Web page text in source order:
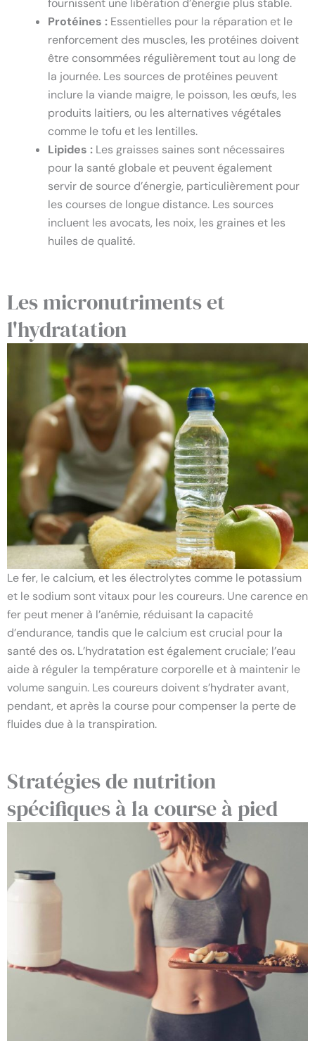
fournissent une libération d’énergie plus stable.
Protéines : Essentielles pour la réparation et le
renforcement des muscles, les protéines doivent
être consommées régulièrement tout au long de
la journée. Les sources de protéines peuvent
inclure la viande maigre, le poisson, les œufs, les
produits laitiers, ou les alternatives végétales
comme le tofu et les lentilles.
Lipides : Les graisses saines sont nécessaires
pour la santé globale et peuvent également
servir de source d’énergie, particulièrement pour
les courses de longue distance. Les sources
incluent les avocats, les noix, les graines et les
huiles de qualité.
Les micronutriments et
l'hydratation
Le fer, le calcium, et les électrolytes comme le potassium
et le sodium sont vitaux pour les coureurs. Une carence en
fer peut mener à l’anémie, réduisant la capacité
d’endurance, tandis que le calcium est crucial pour la
santé des os. L’hydratation est également cruciale; l’eau
aide à réguler la température corporelle et à maintenir le
volume sanguin. Les coureurs doivent s’hydrater avant,
pendant, et après la course pour compenser la perte de
fluides due à la transpiration.
Stratégies de nutrition
spécifiques à la course à pied